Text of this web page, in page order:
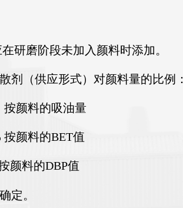
研磨阶段未加入颜料时添加。
剂（供应形式）对颜料量的比例
颜料的吸油量
颜料的BET值
料的DBP值
定。